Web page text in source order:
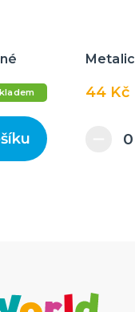
44 Kč